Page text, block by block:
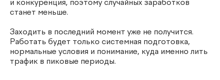
и конкуренция, поэтому случайных заработков
станет меньше.
Заходить в последний момент уже не получится.
Работать будет только системная подготовка,
нормальные условия и понимание, куда именно лить
трафик в пиковые периоды.